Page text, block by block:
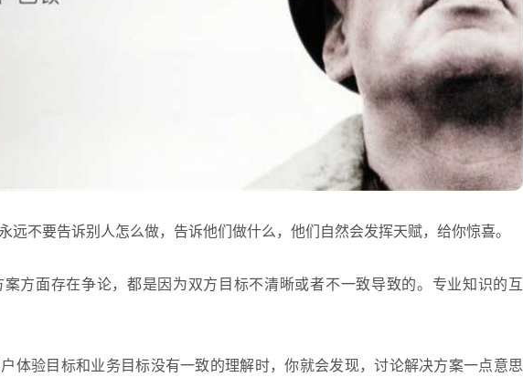
远不要告诉别人怎么做，告诉他们做什么，他们自然会发挥天赋，给你惊喜。
方面存在争论，都是因为双方目标不清晰或者不一致导致的。专业知识的互
体验目标和业务目标没有一致的理解时，你就会发现，讨论解决方案一点意思